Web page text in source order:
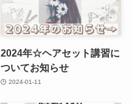
2024年☆ヘアセット講習に
ついてお知らせ
2024-01-11